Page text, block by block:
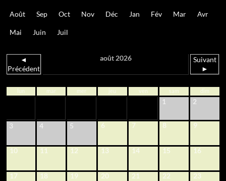
Août Sep Oct Nov Déc Jan Fév Mar Avr
Mai Juin Juil
◄
Précédent
août 2026
Suivant
►
lun mar mer jeu ven sam dim
1 2
3 4 5 6 7 8 9
10 11 12 13 14 15 16
17 18 19 20 21 22 23